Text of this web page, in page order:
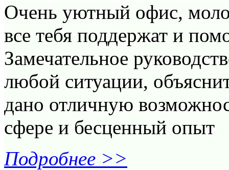
Очень уютный офис,
все тебя поддержат и
Замечательное
любой ситуации,
дано отличную
сфере и бесценный опыт
Подробнее >>